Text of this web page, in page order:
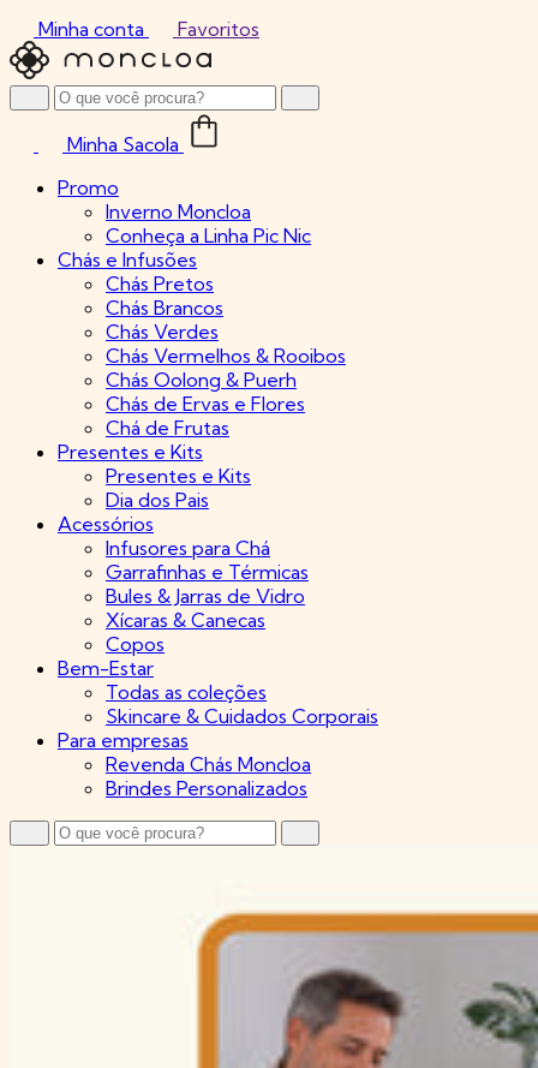
Minha conta
Favoritos
Minha Sacola
Promo
Inverno Moncloa
Conheça a Linha Pic Nic
Chás e Infusões
Chás Pretos
Chás Brancos
Chás Verdes
Chás Vermelhos & Rooibos
Chás Oolong & Puerh
Chás de Ervas e Flores
Chá de Frutas
Presentes e Kits
Presentes e Kits
Dia dos Pais
Acessórios
Infusores para Chá
Garrafinhas e Térmicas
Bules & Jarras de Vidro
Xícaras & Canecas
Copos
Bem-Estar
Todas as coleções
Skincare & Cuidados Corporais
Para empresas
Revenda Chás Moncloa
Brindes Personalizados